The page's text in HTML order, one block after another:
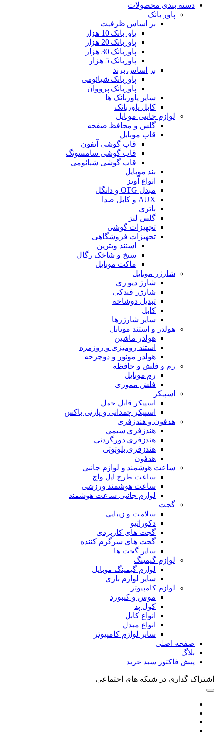
دسته بندی محصولات
پاور بانک
بر اساس ظرفیت
پاوربانک 10 هزار
پاوربانک 20 هزار
پاوربانک 30 هزار
پاوربانک 5 هزار
بر اساس برند
پاوربانک شیائومی
پاوربانک پرووان
سایر پاوربانک ها
کابل پاوربانک
لوازم جانبی موبایل
گلس و محافظ صفحه
قاب موبایل
قاب گوشی آیفون
قاب گوشی سامسونگ
قاب گوشی شیائومی
بند موبایل
انواع آویز
مبدل OTG و دانگل
AUX و کابل صدا
باتری
گلس لنز
تجهیزات گوشی
تجهیزات فروشگاهی
استند ویترین
سیخ و شاخک رگال
ماکت موبایل
شارژر موبایل
شارژ دیواری
شارژر فندکی
تبدیل دوشاخه
کابل
سایر شارژرها
هولدر و استند موبایل
هولدر ماشین
استند رومیزی و روزمره
هولدر موتور و دوچرخه
رم و فلش و حافظه
رم موبایل
فلش مموری
اسپیکر
اسپیکر قابل حمل
اسپیکر چمدانی و پارتی باکس
هدفون و هندزفری
هندزفری سیمی
هندزفری دورگردنی
هندزفری بلوتوثی
هدفون
ساعت هوشمند و لوازم جانبی
ساعت طرح اپل واچ
ساعت هوشمند ورزشی
لوازم جانبی ساعت هوشمند
گجت
سلامت و زیبایی
دکوراتیو
گجت های کاربردی
گجت های سرگرم کننده
سایر گجت ها
لوازم گیمینگ
لوازم گیمینگ موبایل
سایر لوازم بازی
لوازم کامپیوتر
موس و کیبورد
کول پد
انواع کابل
انواع مبدل
سایر لوازم کامپیوتر
صفحه اصلی
بلاگ
پیش فاکتور سبد خرید
اشتراک گذاری در شبکه های اجتماعی